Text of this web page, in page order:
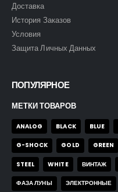
Доставка
История Заказов
Условия
Защита Личных Данных
ПОПУЛЯРНОЕ
МЕТКИ ТОВАРОВ
ANALOG BLACK BLUE
G-SHOCK GOLD GREEN
STEEL WHITE ВИНТАЖ
ФАЗА ЛУНЫ ЭЛЕКТРОННЫЕ